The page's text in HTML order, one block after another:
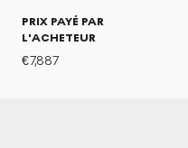
PRIX PAYÉ PAR
L'ACHETEUR
€7,887